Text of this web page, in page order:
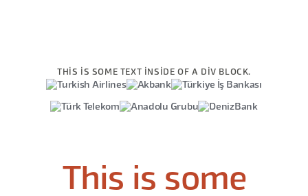
THIS IS SOME TEXT INSIDE OF A DIV BLOCK.
This is some